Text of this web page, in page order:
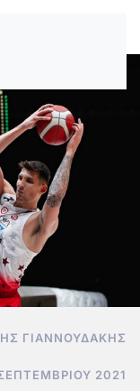
ΓΙΑΝΝΟΥΔΆΚΗΣ
2021